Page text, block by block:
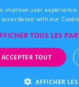
CANON
y
improve user
accordance with our
TOUS LES
ACCEPTER TOUT
AFFICHER